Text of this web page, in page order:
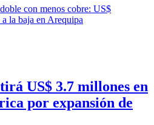
US$ 3.7 millones en
por expansión de